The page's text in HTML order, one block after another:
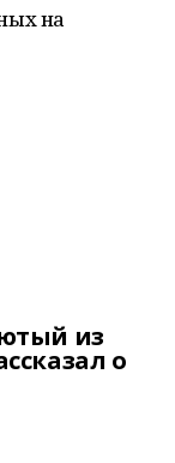
на
из
о